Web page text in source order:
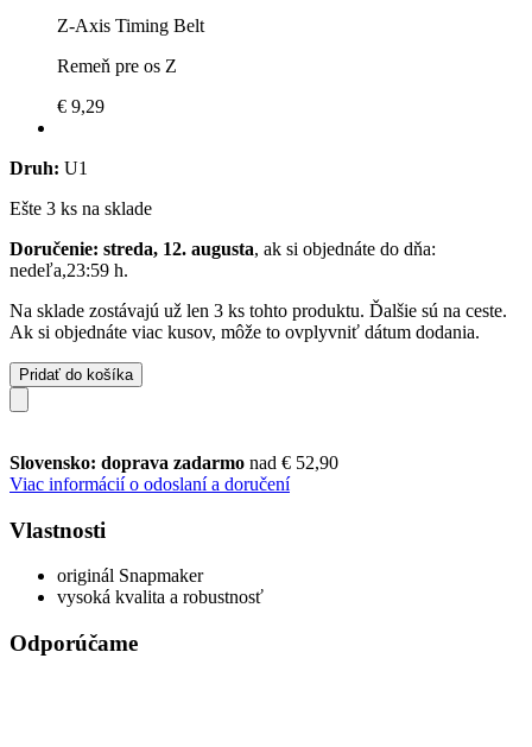
Z-Axis Timing Belt
Remeň pre os Z
€ 9,29
Druh: U1
Ešte 3 ks na sklade
Doručenie: streda, 12. augusta, ak si objednáte do dňa:
nedeľa,23:59 h.
Na sklade zostávajú už len 3 ks tohto produktu. Ďalšie sú na ceste.
Ak si objednáte viac kusov, môže to ovplyvniť dátum dodania.
Pridať do košíka
Slovensko: doprava zadarmo nad € 52,90
Viac informácií o odoslaní a doručení
Vlastnosti
originál Snapmaker
vysoká kvalita a robustnosť
Odporúčame